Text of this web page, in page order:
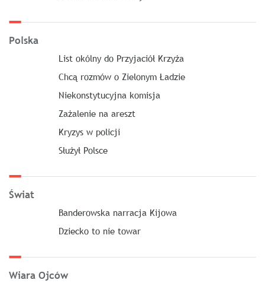
Polska
List okólny do Przyjaciół Krzyża
Chcą rozmów o Zielonym Ładzie
Niekonstytucyjna komisja
Zażalenie na areszt
Kryzys w policji
Służył Polsce
Świat
Banderowska narracja Kijowa
Dziecko to nie towar
Wiara Ojców